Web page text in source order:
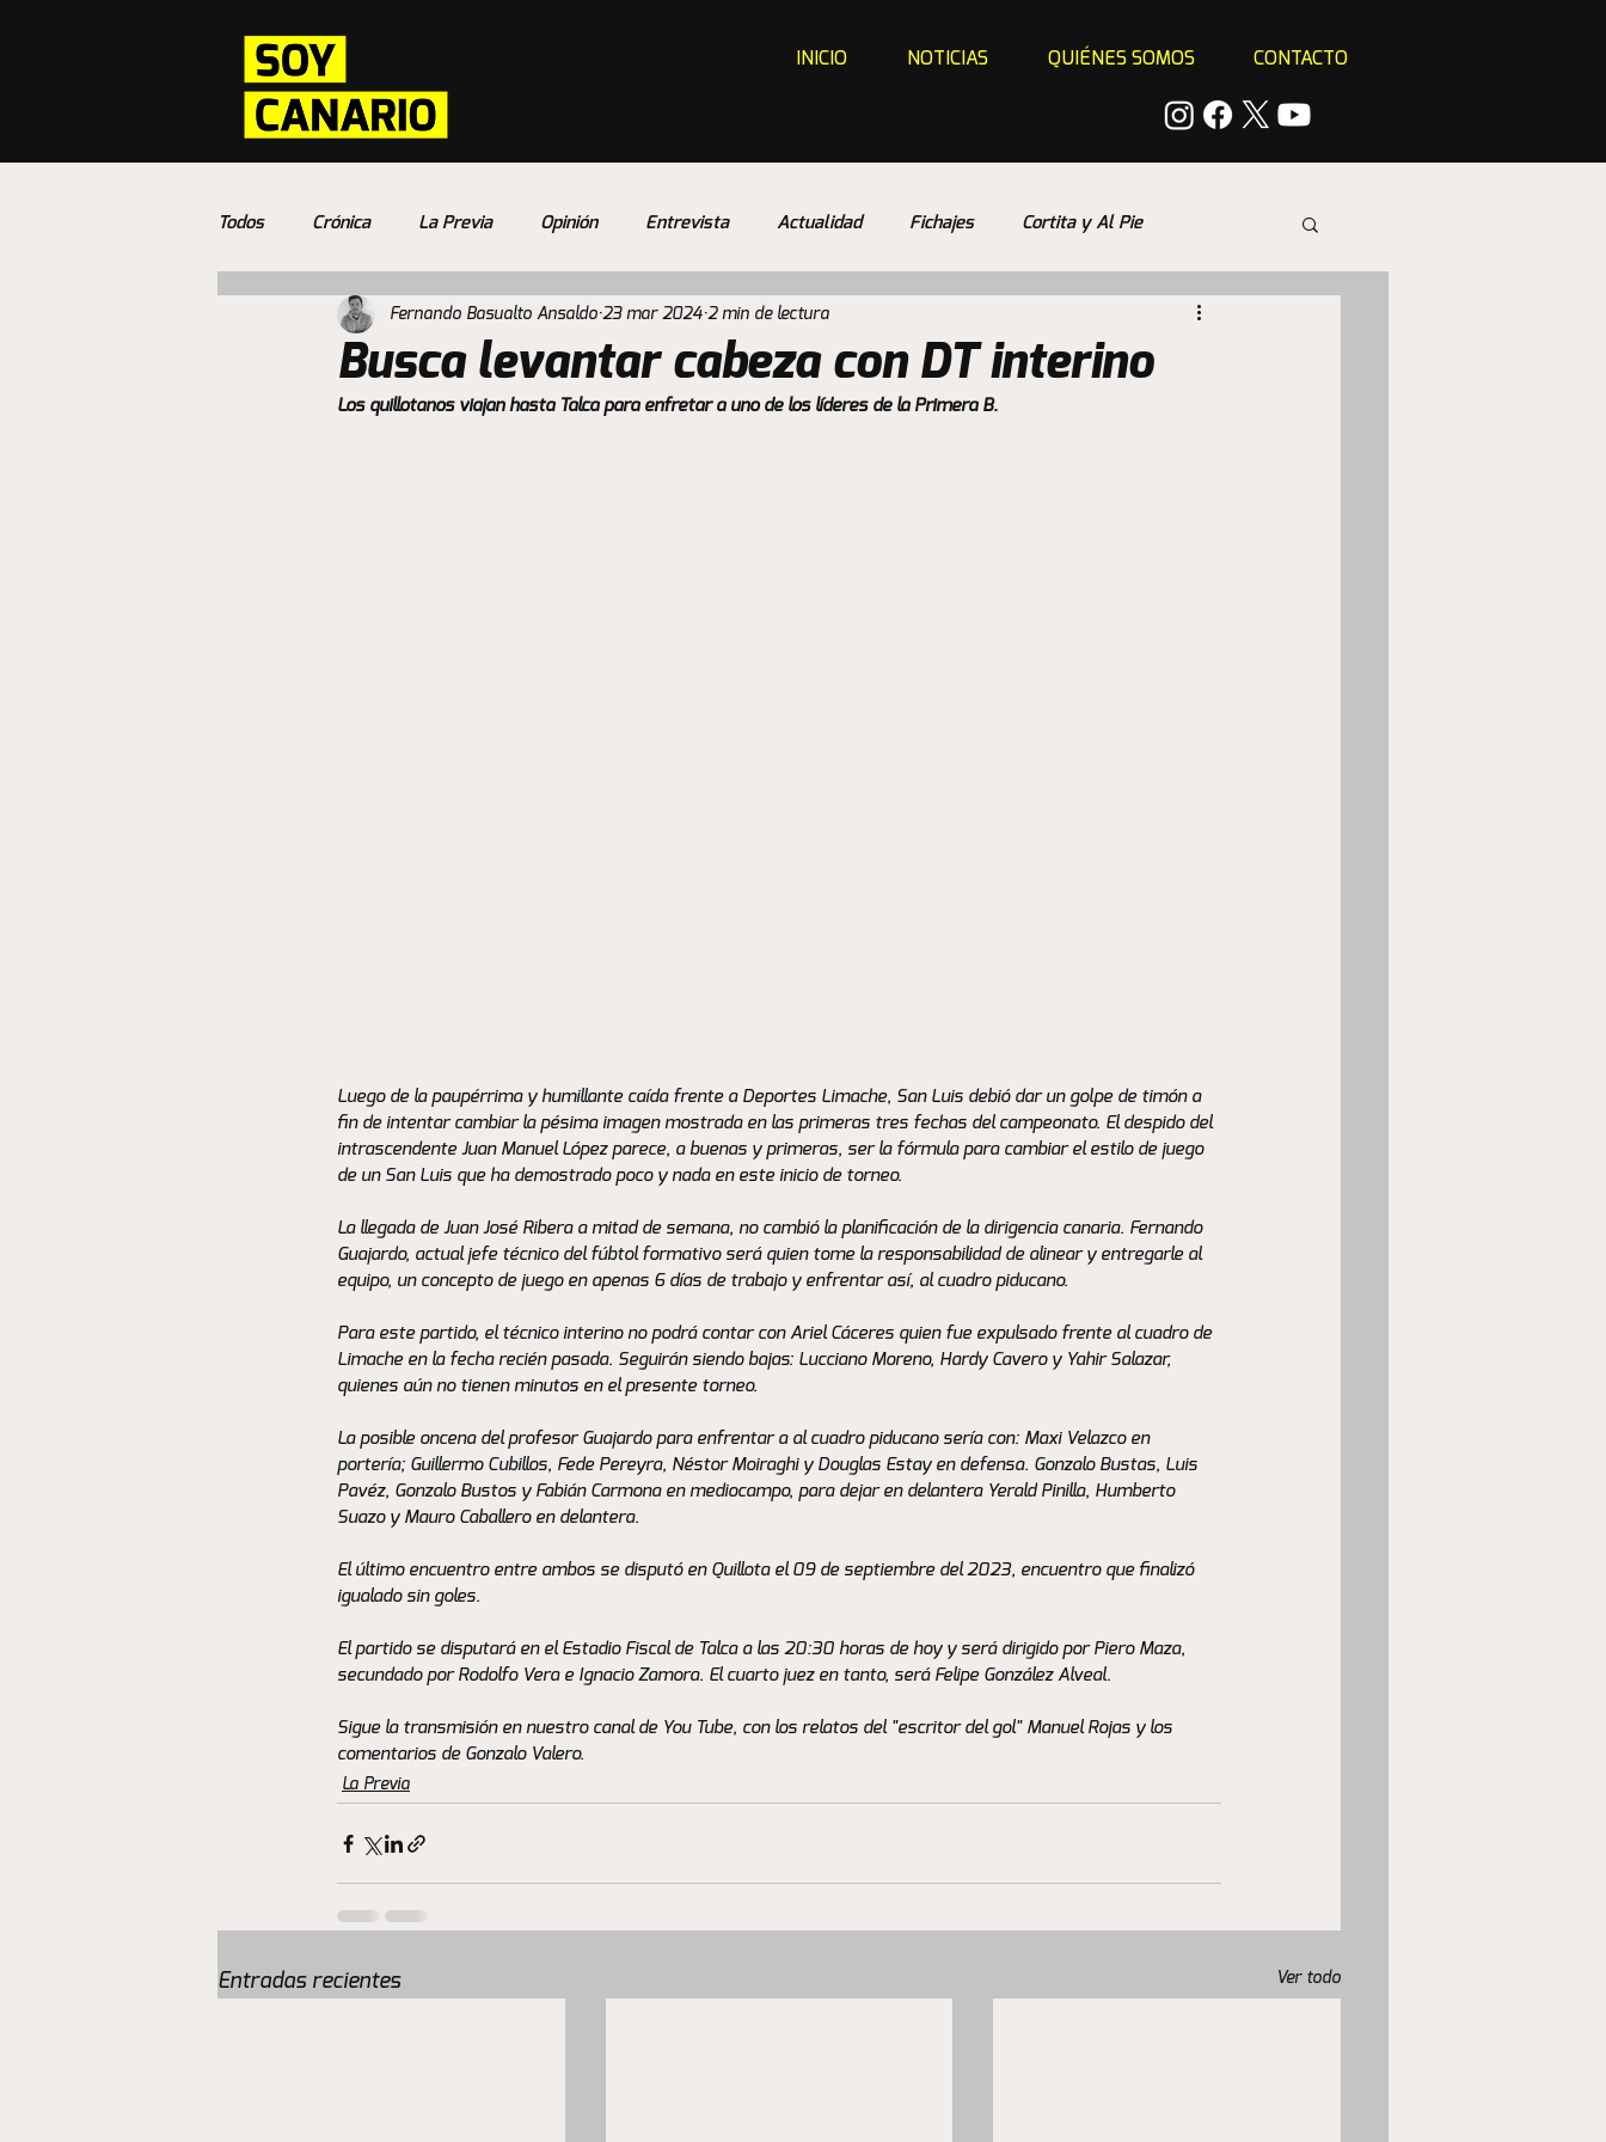
INICIO NOTICIAS QUIÉNES SOMOS CONTACTO
Todos Crónica La Previa Opinión Entrevista Actualidad Fichajes Cortita y Al Pie
Busca levantar cabeza con DT interino
Fernando Basualto Ansaldo 23 mar 2024 2 min de lectura
Los quillotanos viajan hasta Talca para enfretar a uno de los líderes de la Primera B.
Luego de la paupérrima y humillante caída frente a Deportes Limache, San Luis debió dar un golpe de timón a
fin de intentar cambiar la pésima imagen mostrada en las primeras tres fechas del campeonato. El despido del
intrascendente Juan Manuel López parece, a buenas y primeras, ser la fórmula para cambiar el estilo de juego
de un San Luis que ha demostrado poco y nada en este inicio de torneo.
La llegada de Juan José Ribera a mitad de semana, no cambió la planificación de la dirigencia canaria. Fernando
Guajardo, actual jefe técnico del fúbtol formativo será quien tome la responsabilidad de alinear y entregarle al
equipo, un concepto de juego en apenas 6 días de trabajo y enfrentar así, al cuadro piducano.
Para este partido, el técnico interino no podrá contar con Ariel Cáceres quien fue expulsado frente al cuadro de
Limache en la fecha recién pasada. Seguirán siendo bajas: Lucciano Moreno, Hardy Cavero y Yahir Salazar,
quienes aún no tienen minutos en el presente torneo.
La posible oncena del profesor Guajardo para enfrentar a al cuadro piducano sería con: Maxi Velazco en
portería; Guillermo Cubillos, Fede Pereyra, Néstor Moiraghi y Douglas Estay en defensa. Gonzalo Bustas, Luis
Pavéz, Gonzalo Bustos y Fabián Carmona en mediocampo, para dejar en delantera Yerald Pinilla, Humberto
Suazo y Mauro Caballero en delantera.
El último encuentro entre ambos se disputó en Quillota el 09 de septiembre del 2023, encuentro que finalizó
igualado sin goles.
El partido se disputará en el Estadio Fiscal de Talca a las 20:30 horas de hoy y será dirigido por Piero Maza,
secundado por Rodolfo Vera e Ignacio Zamora. El cuarto juez en tanto, será Felipe González Alveal.
Sigue la transmisión en nuestro canal de You Tube, con los relatos del "escritor del gol" Manuel Rojas y los
comentarios de Gonzalo Valero.
La Previa
Entradas recientes Ver todo